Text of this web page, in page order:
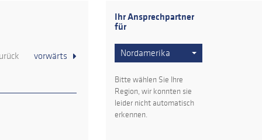
vorwärts
Ihr Ansprechpartner
für
Nordamerika
Bitte wählen Sie Ihre
Region, wir konnten sie
leider nicht automatisch
erkennen.